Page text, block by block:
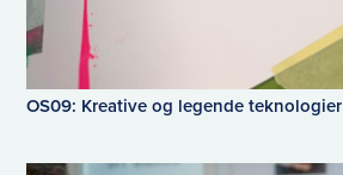
OS09: Kreative og legende teknologier